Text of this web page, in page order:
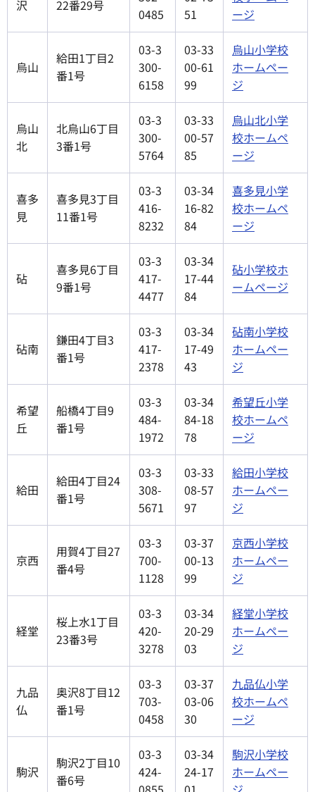
沢
22番29号
0485
51
ージ
烏山
給田1丁目2
番1号
03-3
300-
6158
03-33
00-61
99
烏山小学校
ホームペー
ジ
烏山
北
北烏山6丁目
3番1号
03-3
300-
5764
03-33
00-57
85
烏山北小学
校ホームペ
ージ
喜多
見
喜多見3丁目
11番1号
03-3
416-
8232
03-34
16-82
84
喜多見小学
校ホームペ
ージ
砧
喜多見6丁目
9番1号
03-3
417-
4477
03-34
17-44
84
砧小学校ホ
ームページ
砧南
鎌田4丁目3
番1号
03-3
417-
2378
03-34
17-49
43
砧南小学校
ホームペー
ジ
希望
丘
船橋4丁目9
番1号
03-3
484-
1972
03-34
84-18
78
希望丘小学
校ホームペ
ージ
給田
給田4丁目24
番1号
03-3
308-
5671
03-33
08-57
97
給田小学校
ホームペー
ジ
京西
用賀4丁目27
番4号
03-3
700-
1128
03-37
00-13
99
京西小学校
ホームペー
ジ
経堂
桜上水1丁目
23番3号
03-3
420-
3278
03-34
20-29
03
経堂小学校
ホームペー
ジ
九品
仏
奥沢8丁目12
番1号
03-3
703-
0458
03-37
03-06
30
九品仏小学
校ホームペ
ージ
駒沢
駒沢2丁目10
番6号
03-3
424-
03-34
24-17
駒沢小学校
ホームペー